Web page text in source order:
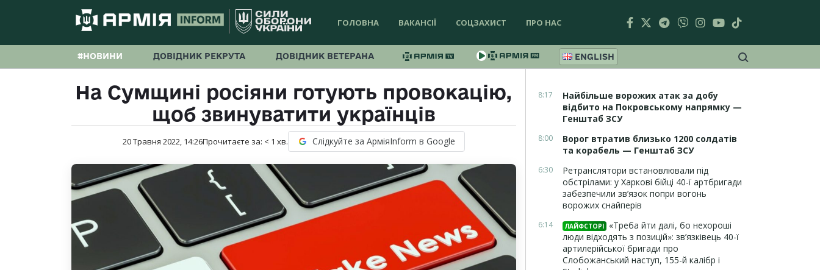
ГОЛОВНА ВАКАНСІЇ СОЦЗАХИСТ ПРО НАС
#НОВИНИ ДОВІДНИК РЕКРУТА ДОВІДНИК ВЕТЕРАНА ENGLISH
На Сумщині росіяни готують провокацію,
щоб звинуватити українців
20 Травня 2022, 14:26Прочитаєте за: < 1 хв. Слідкуйте за АрміяInform в Google
8:17
Найбільше ворожих атак за добу
відбито на Покровському напрямку —
Генштаб ЗСУ
8:00
Ворог втратив близько 1200 солдатів
та корабель — Генштаб ЗСУ
6:30
Ретранслятори встановлювали під
обстрілами: у Харкові бійці 40-ї артбригади
забезпечили зв’язок попри вогонь
ворожих снайперів
6:14 ЛАЙФСТОРІ
«Треба йти далі, бо нехороші
люди відходять з позицій»: зв’язківець 40-ї
артилерійської бригади про
Слобожанський наступ, 155-й калібр і